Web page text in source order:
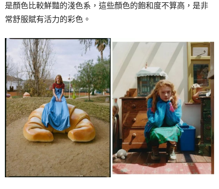
是顏色比較鮮豔的淺色系，這些顏色的飽和度不算高，是非
常舒服賦有活力的彩色。